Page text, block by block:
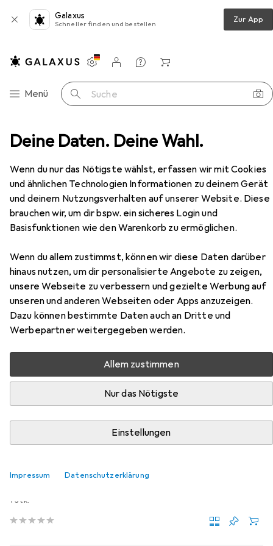
Deine Daten. Deine Wahl.
Wenn du nur das Nötigste wählst, erfassen wir mit Cookies
und ähnlichen Technologien Informationen zu deinem Gerät
und deinem Nutzungsverhalten auf unserer Website. Diese
brauchen wir, um dir bspw. ein sicheres Login und
Basisfunktionen wie den Warenkorb zu ermöglichen.
Wenn du allem zustimmst, können wir diese Daten darüber
hinaus nutzen, um dir personalisierte Angebote zu zeigen,
unsere Webseite zu verbessern und gezielte Werbung auf
unseren und anderen Webseiten oder Apps anzuzeigen.
Dazu können bestimmte Daten auch an Dritte und
Werbepartner weitergegeben werden.
Allem zustimmen
Nur das Nötigste
Einstellungen
Impressum Datenschutzerklärung
Galaxus
Schneller finden und bestellen Zur App
Navigation nach Kategorien
Menü Suche
Einstellungen
Kundenkonto
Vergleichslisten
Merklisten
Warenkorb
Kenwa Pendeltürschliesser PDC-103W/103W-S
EUR
369,–
Kenwa
Pendeltürschliesser PDC-
103W/103W-S
Indoor
Zubehör für Kenwa
Pendeltürschliesser PDC-
103W/103W-S
Hier findest du passendes Zubehör zum Produkt Kenwa
Kategorie Möbelausstattung.
Relevanz
Produktliste
EUR
63,90
1 Stk.